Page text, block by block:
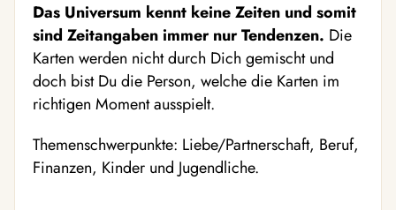
Das Universum kennt keine Zeiten und somit
sind Zeitangaben immer nur Tendenzen. Die
Karten werden nicht durch Dich gemischt und
doch bist Du die Person, welche die Karten im
richtigen Moment ausspielt.
Themenschwerpunkte: Liebe/Partnerschaft, Beruf,
Finanzen, Kinder und Jugendliche.